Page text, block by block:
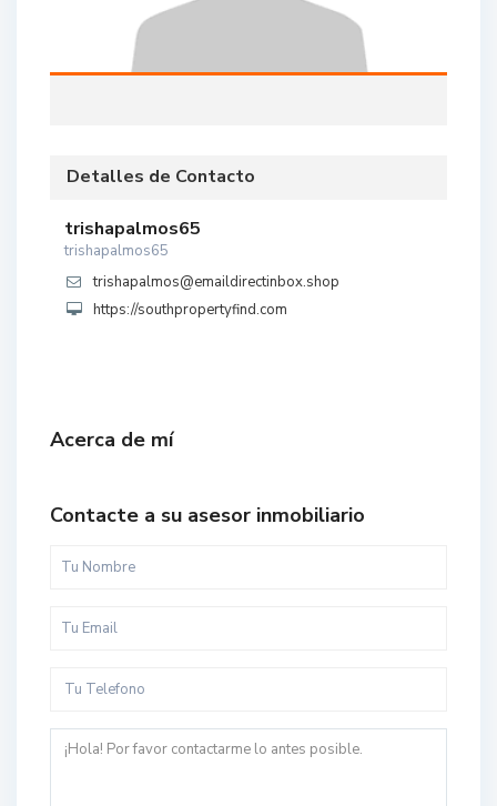
Detalles de Contacto
trishapalmos65
trishapalmos65
trishapalmos@emaildirectinbox.shop
https://southpropertyfind.com
Acerca de mí
Contacte a su asesor inmobiliario